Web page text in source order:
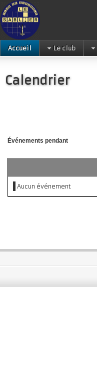
Accueil Le club
Calendrier
Événements pendant
Aucun événement